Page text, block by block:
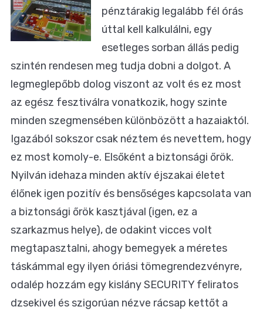
pénztárakig legalább fél órás
úttal kell kalkulálni, egy
esetleges sorban állás pedig
szintén rendesen meg tudja dobni a dolgot. A
legmeglepőbb dolog viszont az volt és ez most
az egész fesztiválra vonatkozik, hogy szinte
minden szegmensében különbözött a hazaiaktól.
Igazából sokszor csak néztem és nevettem, hogy
ez most komoly-e. Elsőként a biztonsági őrök.
Nyilván idehaza minden aktív éjszakai életet
élőnek igen pozitív és bensőséges kapcsolata van
a biztonsági őrök kasztjával (igen, ez a
szarkazmus helye), de odakint vicces volt
megtapasztalni, ahogy bemegyek a méretes
táskámmal egy ilyen óriási tömegrendezvényre,
odalép hozzám egy kislány SECURITY feliratos
dzsekivel és szigorúan nézve rácsap kettőt a